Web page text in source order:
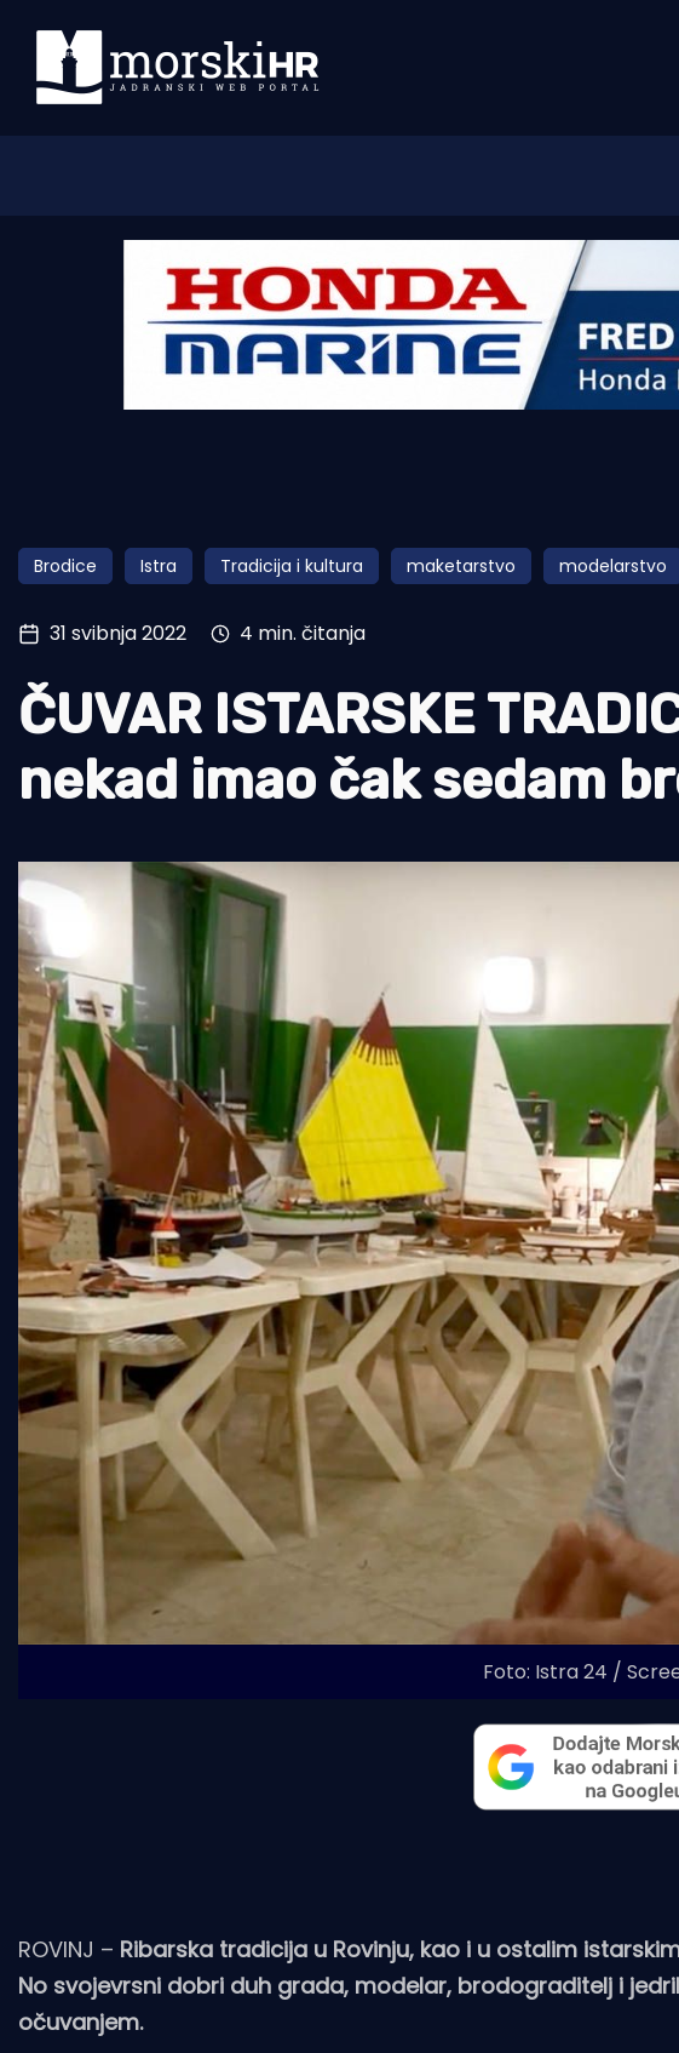
Morski plus
Pomorstvo
Ribolov
Ekologija
Tradicija i kultura
Brodice Istra Tradicija i kultura maketarstvo modelarstvo
31 svibnja 2022 4 min. čitanja
ČUVAR ISTARSKE
nekad imao čak sedam
Foto: Istra 24 /
ROVINJ – Ribarska tradicija u Rovinju, kao i u ostalim
No svojevrsni dobri duh grada, modelar, brodograditelj i
očuvanjem.